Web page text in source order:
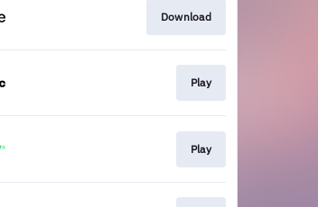
Download
Play
Play